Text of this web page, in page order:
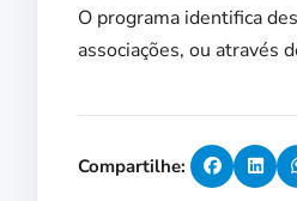
O programa identifica
associações, ou através
Compartilhe: